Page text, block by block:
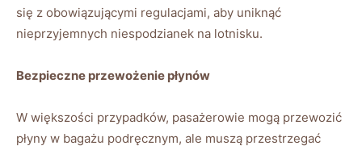
się z obowiązującymi regulacjami, aby uniknąć
nieprzyjemnych niespodzianek na lotnisku.
Bezpieczne przewożenie płynów
W większości przypadków, pasażerowie mogą przewozić
płyny w bagażu podręcznym, ale muszą przestrzegać